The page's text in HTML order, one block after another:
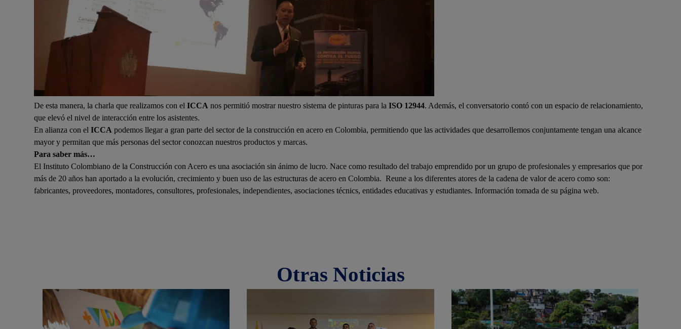
De esta manera, la charla que realizamos con elICCA nos permitió mostrar nuestro sistema de pinturas para laISO 12944. Además, el conversatorio contó con un espacio de relacionamiento,
que elevó el nivel de interacción entre los asistentes.
En alianza con elICCA podemos llegar a gran parte del sector de la construcción en acero en Colombia, permitiendo que las actividades que desarrollemos conjuntamente tengan una alcance
mayor y permitan que más personas del sector conozcan nuestros productos y marcas.
Para saber más…
El Instituto Colombiano de la Construcción con Acero es una asociación sin ánimo de lucro. Nace como resultado del trabajo emprendido por un grupo de profesionales y empresarios que por
más de 20 años han aportado a la evolución, crecimiento y buen uso de las estructuras de acero en Colombia. Reune a los diferentes atores de la cadena de valor de acero como son:
fabricantes, proveedores, montadores, consultores, profesionales, independientes, asociaciones técnics, entidades educativas y estudiantes. Información tomada de su página web.
Otras Noticias